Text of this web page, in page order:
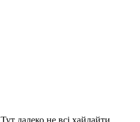
Тут далеко не всі хайлайти